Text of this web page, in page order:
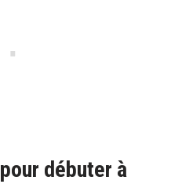
débuter à